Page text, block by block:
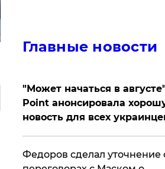
Главные новости
"Может начаться в
Point анонсировала
новость для всех
Федоров сделал уточнение